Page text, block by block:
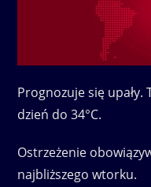
Prognozuje się
dzień do 34°C.
Ostrzeżenie
najbliższego wtorku.